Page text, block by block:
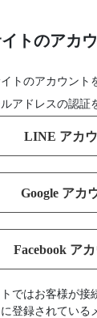
トのアカ
トのアカウント
アドレスの認証
LINE アカ
Google アカ
Facebook ア
ではお客様が接
登録されている